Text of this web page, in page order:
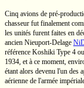
Cinq avions de pré-
chasseur fut finalement
les unités furent faites en
ancien Nieuport-Delage
référence Koshiki Type 4 ou
1934, et à ce moment,
étant alors devenu l'un des
aérienne de l'armée